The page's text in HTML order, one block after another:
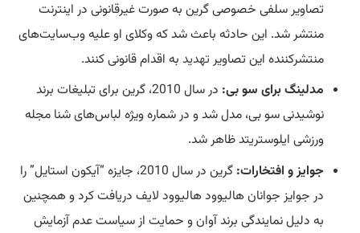
تصاویر سلفی خصوصی گرین به صورت غیرقانونی در اینترنت
منتشر شد. این حادثه باعث شد که وکلای او علیه وب‌سایت‌های
منتشرکننده این تصاویر تهدید به اقدام قانونی کنند.
مدلینگ برای سو بی:
در سال 2010، گرین برای تبلیغات برند
نوشیدنی سو بی، مدل شد و در شماره ویژه لباس‌های شنا مجله
ورزشی ایلوستریتد ظاهر شد.
جوایز و افتخارات:
گرین در سال 2010، جایزه “آیکون استایل” را
در جوایز جوانان هالیوود هالیوود لایف دریافت کرد و همچنین
به دلیل نمایندگی برند آوان و حمایت از سیاست عدم آزمایش